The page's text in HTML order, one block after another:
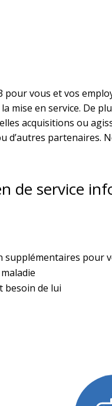
vous et vos
mise en service. De
acquisitions ou
d’autres partenaires.
de service
supplémentaires pour
besoin de lui